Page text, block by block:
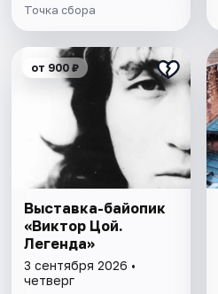
Точка сбора
от 900 ₽
Выставка-байопик
«Виктор Цой.
Легенда»
3 сентября 2026 •
четверг